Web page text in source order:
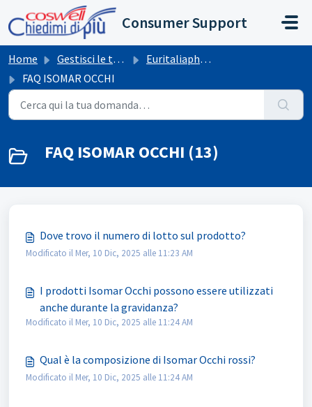
Salta al contenuto principale
Consumer Support
Home Gestisci le tue richieste
Euritaliapharma
FAQ ISOMAR OCCHI
FAQ ISOMAR OCCHI (13)
Dove trovo il numero di lotto sul prodotto?
Modificato il Mer, 10 Dic, 2025 alle 11:23 AM
I prodotti Isomar Occhi possono essere utilizzati
anche durante la gravidanza?
Modificato il Mer, 10 Dic, 2025 alle 11:24 AM
Qual è la composizione di Isomar Occhi rossi?
Modificato il Mer, 10 Dic, 2025 alle 11:24 AM